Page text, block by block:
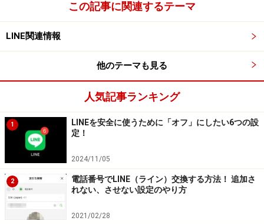
何回間違えるとロックされる？
パスコードの入力は何度でも試すことができます。5回
間違ったらアウト、アカウントが凍結……というようなこ
とはありません。
パスコードロックを設定すると通知はどう
なる？
この記事に関連するテーマ
LINE関連情報
他のテーマも見る
人気記事ランキング
1
LINEを安全に使うために「オフ」にしたい6つの設
定！
2024/11/05
2
電話番号でLINE（ライン）交換する方法！ 追加さ
れない、させない設定のやり方
2021/02/28